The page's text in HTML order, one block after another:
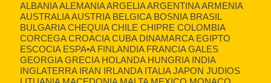
ALBANIA ALEMANIA ARGELIA ARGENTINA ARMENIA
AUSTRALIA AUSTRIA BELGICA BOSNIA BRASIL
BULGARIA CHEQUIA CHILE CHIPRE COLOMBIA
CORCEGA CROACIA CUBA DINAMARCA EGIPTO
ESCOCIA ESPA•A FINLANDIA FRANCIA GALES
GEORGIA GRECIA HOLANDA HUNGRIA INDIA
INGLATERRA IRAN IRLANDA ITALIA JAPON JUDIOS